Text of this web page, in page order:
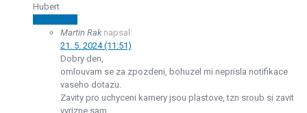
Hubert
Martin Rak napsal:
21. 5. 2024 (11:51)
Dobry den,
omlouvam se za zpozdeni, bohuzel mi neprisla notifikace
vaseho dotazu.
Zavity pro uchyceni kamery jsou plastove, tzn sroub si zavit
vyrizne sam.